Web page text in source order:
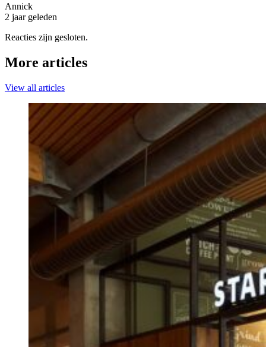
Annick
2 jaar geleden
Reacties zijn gesloten.
More articles
View all articles